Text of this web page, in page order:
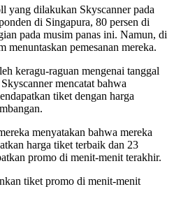
yang dilakukan Skyscanner pada
di Singapura, 80 persen di
pada musim panas ini. Namun, di
menuntaskan pemesanan mereka.
keragu-raguan mengenai tanggal
mencatat bahwa
tiket dengan harga
menyatakan bahwa mereka
harga tiket terbaik dan 23
promo di menit-menit terakhir.
tiket promo di menit-menit